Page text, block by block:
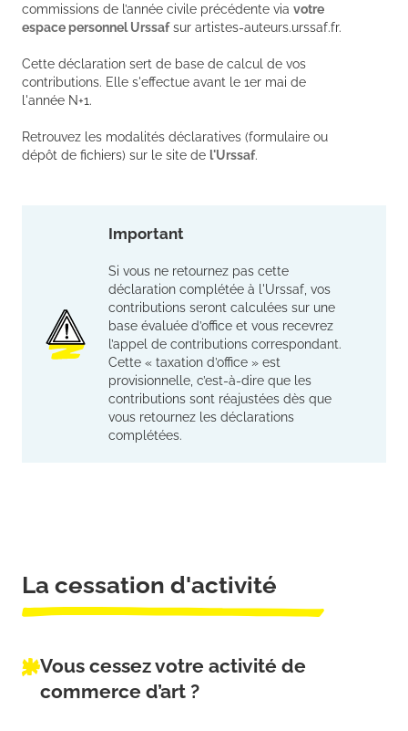
commissions de l’année civile précédente via votre
espace personnel Urssafsur artistes-auteurs.urssaf.fr.
Cette déclaration sert de base de calcul de vos
contributions. Elle s'effectue avant le 1er mai de
l'année N+1.
Retrouvez les modalités déclaratives (formulaire ou
dépôt de fichiers) sur le site de l'Urssaf.
Important
Si vous ne retournez pas cette
déclaration complétée à l'Urssaf, vos
contributions seront calculées sur une
base évaluée d’office et vous recevrez
l’appel de contributions correspondant.
Cette « taxation d’office » est
provisionnelle, c’est-à-dire que les
contributions sont réajustées dès que
vous retournez les déclarations
complétées.
La cessation d'activité
Vous cessez votre activité de
commerce d’art ?